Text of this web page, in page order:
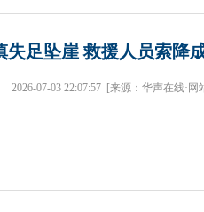
失足坠崖 救援人员索降
2026-07-03 22:07:57 [来源：华声在线·网